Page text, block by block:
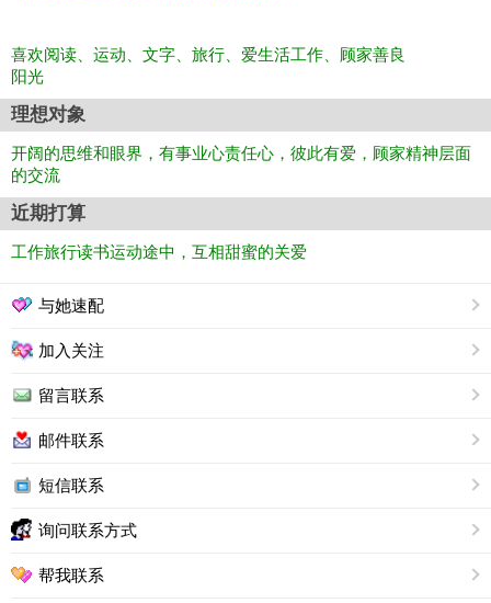
喜欢阅读、运动、文字、旅行、爱生活工作、顾家善良
阳光
理想对象
开阔的思维和眼界，有事业心责任心，彼此有爱，顾家精神层面
的交流
近期打算
工作旅行读书运动途中，互相甜蜜的关爱
与她速配
加入关注
留言联系
邮件联系
短信联系
询问联系方式
帮我联系